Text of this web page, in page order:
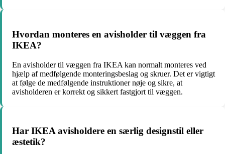
Hvordan monteres en avisholder til væggen fra
IKEA?
En avisholder til væggen fra IKEA kan normalt monteres ved
hjælp af medfølgende monteringsbeslag og skruer. Det er vigtigt
at følge de medfølgende instruktioner nøje og sikre, at
avisholderen er korrekt og sikkert fastgjort til væggen.
Har IKEA avisholdere en særlig designstil eller
æstetik?